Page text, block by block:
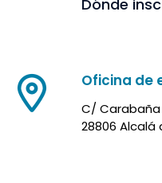
Dónde
Oficina de
C/ Carabaña
28806 Alcalá